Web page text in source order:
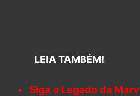
LEIA TAMBÉM!
Siga o Legado da